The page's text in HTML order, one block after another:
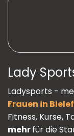
Lady
Ladysports -
Frauen in
Fitness, Kurse,
mehrfür die